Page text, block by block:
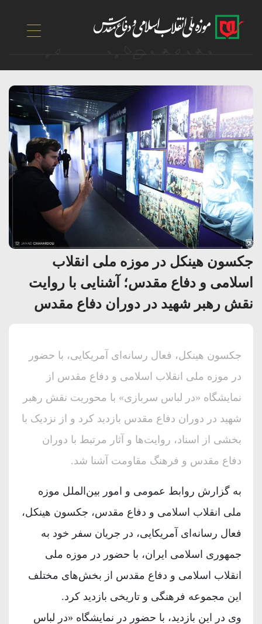
جکسون هینکل در موزه ملی انقلاب
اسلامی و دفاع مقدس؛ آشنایی با روایت
نقش رهبر شهید در دوران دفاع مقدس
جکسون هینکل، فعال رسانه‌ای آمریکایی، با حضور
در موزه ملی انقلاب اسلامی و دفاع مقدس از
نمایشگاه «در لباس سربازی» با محوریت نقش رهبر
شهید در دوران دفاع مقدس بازدید کرد و از نزدیک با
بخشی از اسناد، روایت‌ها و آثار مرتبط با دوران
دفاع مقدس و فرهنگ مقاومت آشنا شد.
به گزارش روابط عمومی و امور بین‌الملل موزه
ملی انقلاب اسلامی و دفاع مقدس، جکسون هینکل،
فعال رسانه‌ای آمریکایی، در جریان سفر خود به
جمهوری اسلامی ایران، با حضور در موزه ملی
انقلاب اسلامی و دفاع مقدس از بخش‌های مختلف
این مجموعه فرهنگی و تاریخی بازدید کرد.
وی در این بازدید، با حضور در نمایشگاه «در لباس